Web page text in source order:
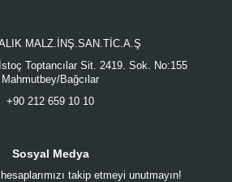
MALZ.İNŞ.SAN.TİC.A.Ş
Toptancılar Sit. 2419. Sok. No:155
Mahmutbey/Bağcılar
+90 212 659 10 10
Sosyal Medya
takip etmeyi unutmayın!